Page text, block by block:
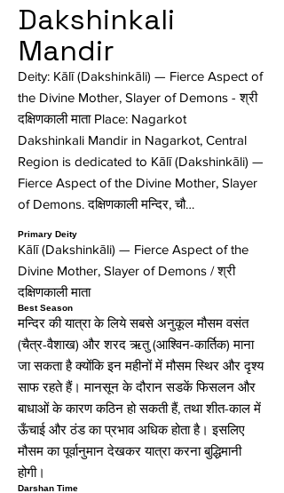
Dakshinkali
Mandir
Deity: Kālī (Dakshinkāli) — Fierce Aspect of
the Divine Mother, Slayer of Demons - श्री
दक्षिणकाली माता Place: Nagarkot
Dakshinkali Mandir in Nagarkot, Central
Region is dedicated to Kālī (Dakshinkāli) —
Fierce Aspect of the Divine Mother, Slayer
of Demons. दक्षिणकाली मन्दिर, चौ…
Primary Deity
Kālī (Dakshinkāli) — Fierce Aspect of the
Divine Mother, Slayer of Demons / श्री
दक्षिणकाली माता
Best Season
मन्दिर की यात्रा के लिये सबसे अनुकूल मौसम वसंत
(चैत्र-वैशाख) और शरद ऋतु (आश्विन-कार्तिक) माना
जा सकता है क्योंकि इन महीनों में मौसम स्थिर और दृश्य
साफ रहते हैं। मानसून के दौरान सडकें फिसलन और
बाधाओं के कारण कठिन हो सकती हैं, तथा शीत-काल में
ऊँचाई और ठंड का प्रभाव अधिक होता है। इसलिए
मौसम का पूर्वानुमान देखकर यात्रा करना बुद्धिमानी
होगी।
Darshan Time